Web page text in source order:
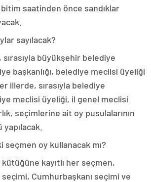
saatinden önce sandıklar
sayılacak?
büyükşehir belediye
başkanlığı, belediye meclisi üyeliği
illerde, sırasıyla belediye
meclisi üyeliği, il genel meclisi
seçimlerine ait oy pusulalarının
seçmen oy kullanacak mı?
kütüğüne kayıtlı her seçmen,
Cumhurbaşkanı seçimi ve